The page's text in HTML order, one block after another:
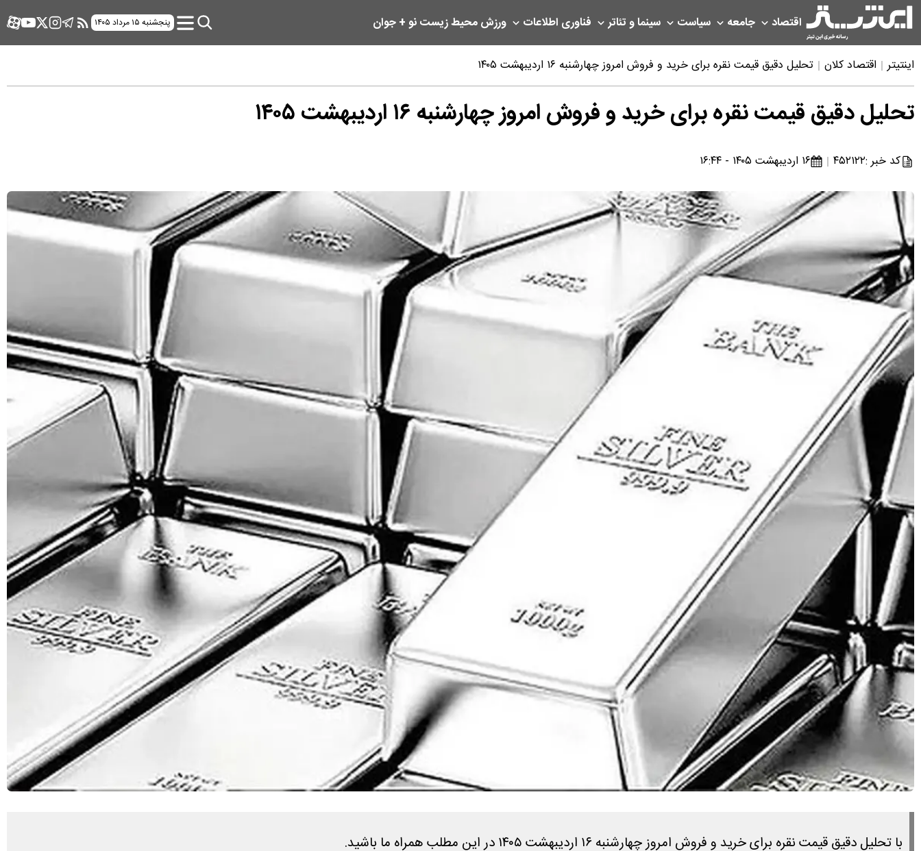
اقتصاد جامعه سیاست سینما و تئاتر فناوری اطلاعات ورزشمحیط زیستنو + جوان پنجشنبه ۱۵ مرداد ۱۴۰۵
اینتیتر اقتصاد کلان تحلیل دقیق قیمت نقره برای خرید و فروش امروز چهارشنبه ۱۶ اردیبهشت ۱۴۰۵
تحلیل دقیق قیمت نقره برای خرید و فروش امروز چهارشنبه ۱۶ اردیبهشت ۱۴۰۵
کد خبر :۴۵۲۱۲۲ ۱۶ اردیبهشت ۱۴۰۵ - ۱۶:۴۴
با تحلیل دقیق قیمت نقره برای خرید و فروش امروز چهارشنبه ۱۶ اردیبهشت ۱۴۰۵ در این مطلب همراه ما باشید.